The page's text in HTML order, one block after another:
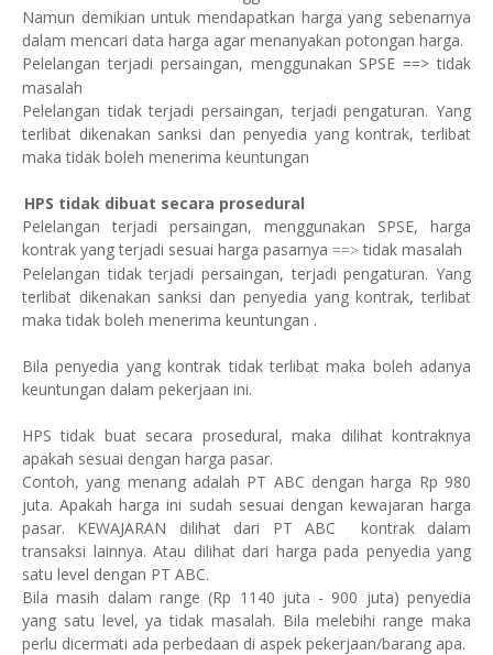
Namun demikian untuk mendapatkan harga yang sebenarnya
dalam mencari data harga agar menanyakan potongan harga.
Pelelangan terjadi persaingan, menggunakan SPSE ==> tidak
masalah
Pelelangan tidak terjadi persaingan, terjadi pengaturan. Yang
terlibat dikenakan sanksi dan penyedia yang kontrak, terlibat
maka tidak boleh menerima keuntungan
HPS tidak dibuat secara prosedural
Pelelangan terjadi persaingan, menggunakan SPSE, harga
kontrak yang terjadi sesuai harga pasarnya ==> tidak masalah
Pelelangan tidak terjadi persaingan, terjadi pengaturan. Yang
terlibat dikenakan sanksi dan penyedia yang kontrak, terlibat
maka tidak boleh menerima keuntungan .
Bila penyedia yang kontrak tidak terlibat maka boleh adanya
keuntungan dalam pekerjaan ini.
HPS tidak buat secara prosedural, maka dilihat kontraknya
apakah sesuai dengan harga pasar.
Contoh, yang menang adalah PT ABC dengan harga Rp 980
juta. Apakah harga ini sudah sesuai dengan kewajaran harga
pasar. KEWAJARAN dilihat dari PT ABC
kontrak dalam
transaksi lainnya. Atau dilihat dari harga pada penyedia yang
satu level dengan PT ABC.
Bila masih dalam range (Rp 1140 juta - 900 juta) penyedia
yang satu level, ya tidak masalah. Bila melebihi range maka
perlu dicermati ada perbedaan di aspek pekerjaan/barang apa.